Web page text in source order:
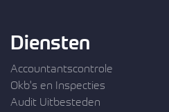
Diensten
Accountantscontrole
Okb's en Inspecties
Audit Uitbesteden